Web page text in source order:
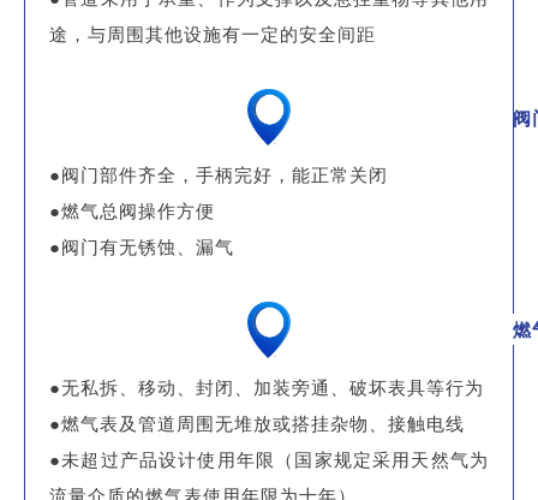
途，与周围其他设施有一定的安全间距
阀
●阀门部件齐全，手柄完好，能正常关闭
●燃气总阀操作方便
●阀门有无锈蚀、漏气
燃
●无私拆、移动、封闭、加装旁通、破坏表具等行为
●燃气表及管道周围无堆放或搭挂杂物、接触电线
●未超过产品设计使用年限（国家规定采用天然气为
流量介质的燃气表使用年限为十年）